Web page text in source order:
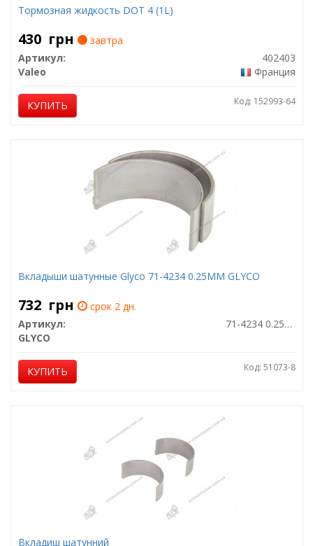
Тормозная жидкость DOT 4 (1L)
430 грн
завтра
Артикул:
402403
Valeo
Франция
КУПИТЬ Код: 152993-64
Вкладыши шатунные Glyco 71-4234 0.25MM GLYCO
732 грн
срок 2 дн.
Артикул:
71-4234 0.25MM
GLYCO
КУПИТЬ Код: 51073-8
Вкладиш шатунний